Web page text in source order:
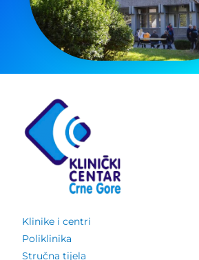
Klinike i centri
Poliklinika
Stručna tijela